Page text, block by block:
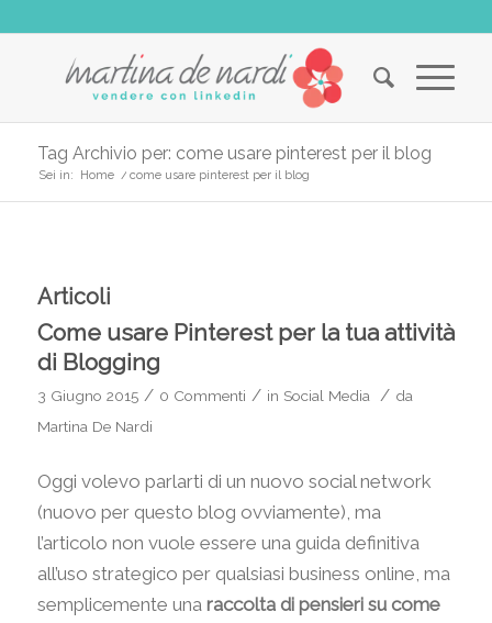
Tag Archivio per: come usare pinterest per il blog
Sei in: Home / come usare pinterest per il blog
Articoli
Come usare Pinterest per la tua attività
di Blogging
3 Giugno 2015 / 0 Commenti / in Social Media / da
Martina De Nardi
Oggi volevo parlarti di un nuovo social network
(nuovo per questo blog ovviamente), ma
l’articolo non vuole essere una guida definitiva
all’uso strategico per qualsiasi business online, ma
semplicemente una raccolta di pensieri su come